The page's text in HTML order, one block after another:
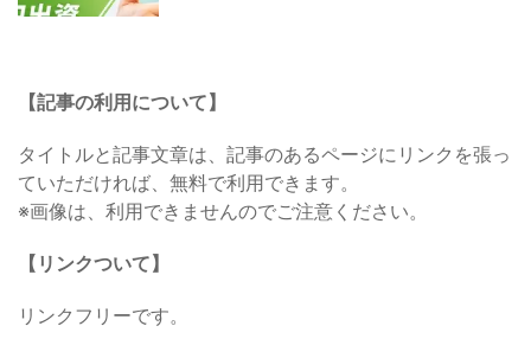
【記事の利用について】
タイトルと記事文章は、記事のあるページにリンクを張っ
ていただければ、無料で利用できます。
※画像は、利用できませんのでご注意ください。
【リンクついて】
リンクフリーです。